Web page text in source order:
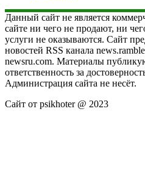
Данный сайт не является
сайте ни чего не продают, ни
услуги не оказываются. Сайт
новостей RSS канала
newsru.com. Материалы
ответственность за
Администрация сайта не несёт.
Сайт от psikhoter @ 2023